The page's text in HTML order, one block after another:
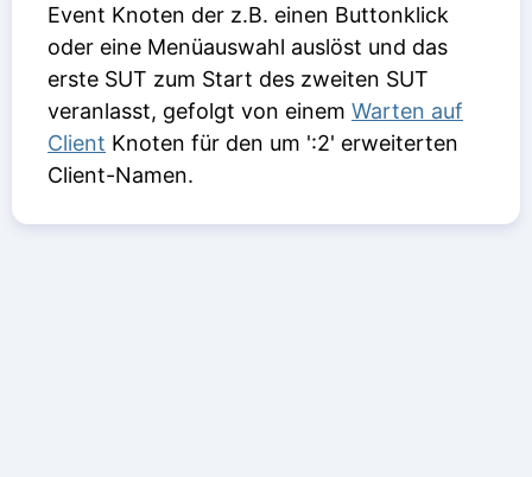
Event Knoten der z.B. einen Buttonklick
oder eine Menüauswahl auslöst und das
erste SUT zum Start des zweiten SUT
veranlasst, gefolgt von einem Warten auf
Client Knoten für den um ':2' erweiterten
Client-Namen.